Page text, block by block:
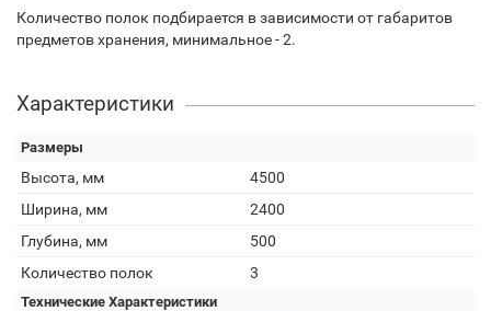
Количество полок подбирается в зависимости от габаритов
предметов хранения, минимальное - 2.
Характеристики
Размеры
Высота, мм
4500
Ширина, мм
2400
Глубина, мм
500
Количество полок
3
Технические Характеристики